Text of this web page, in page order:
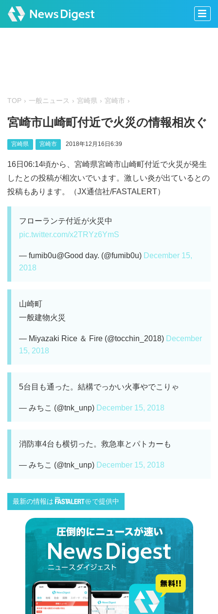
TOP 一般ニュース 宮崎県 宮崎市
宮崎市山崎町付近で火災の情報相次ぐ
宮崎県 宮崎市 2018年12月16日6:39
16日06:14頃から、宮崎県宮崎市山崎町付近で火災が発生
したとの投稿が相次いでいます。激しい炎が出ているとの
投稿もあります。（JX通信社/FASTALERT）
フローランテ付近が火災中
pic.twitter.com/x2TRYz6YmS
— fumib0u@Good day. (@fumib0u) December 15,
2018
山崎町
一般建物火災
— Miyazaki Rice ＆ Fire (@tocchin_2018) December
15, 2018
5台目も通った。結構でっかい火事やでこりゃ
— みちこ (@tnk_unp) December 15, 2018
消防車4台も横切った。救急車とパトカーも
— みちこ (@tnk_unp) December 15, 2018
最新の情報は で提供中